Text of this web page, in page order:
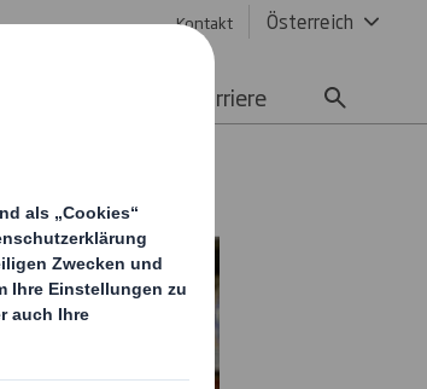
Kontakt Österreich
Karriere